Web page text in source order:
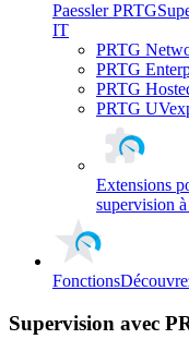
Paessler PRTG
IT
PRTG
PRTG
PRTG
PRTG
Extensions
supervision
Fonctions
Supervision avec